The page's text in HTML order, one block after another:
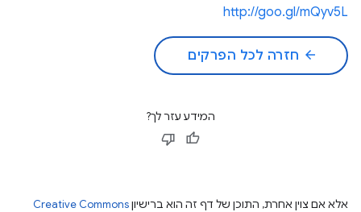
http://goo.gl/mQyv5L
arrow_back חזרה לכל הפרקים
המידע עזר לך?
אלא אם צוין אחרת, התוכן של דף זה הוא ברישיוןCreative Commons